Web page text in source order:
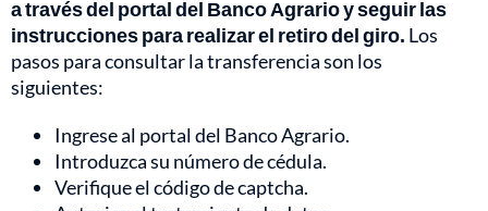
a través del portal del Banco Agrario y seguir las
instrucciones para realizar el retiro del giro. Los
pasos para consultar la transferencia son los
siguientes:
Ingrese al portal del Banco Agrario.
Introduzca su número de cédula.
Verifique el código de captcha.